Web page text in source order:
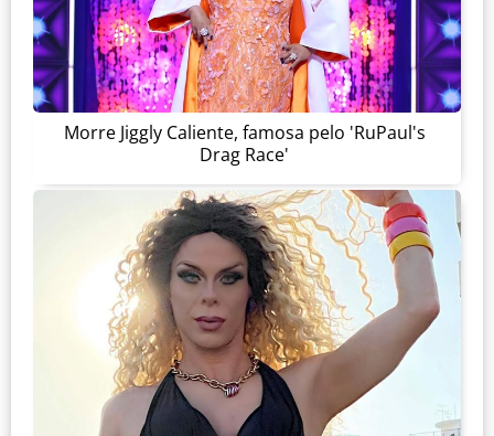
Morre Jiggly Caliente, famosa pelo 'RuPaul's
Drag Race'